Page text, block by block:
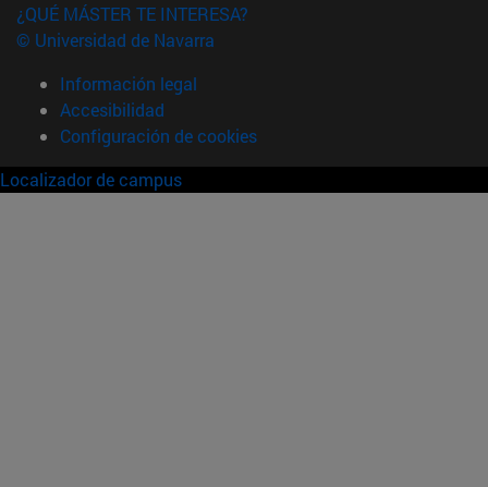
¿QUÉ MÁSTER TE INTERESA?
© Universidad de Navarra
Información legal
Accesibilidad
Configuración de cookies
Localizador de campus